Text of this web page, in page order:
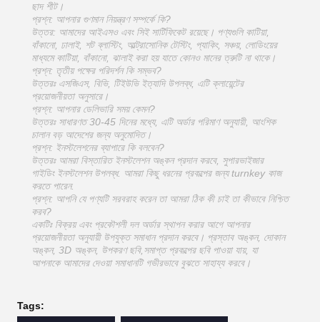
ছাদ শীট।
প্রশ্ন: আপনার গুণমান নিয়ন্ত্রণ সম্পর্কে কি?
উত্তর: আমাদের আইএসও এবং সিই সার্টিফিকেট রয়েছে। পণ্যগুলি কাটিয়া,
বাঁকানো, ঢালাই, শট ব্লাস্টিং, আল্ট্রাসোনিক টেস্টিং, প্যাকিং, সঞ্চয়, লোডিংয়ের
মাধ্যমে কাটিয়া, বাঁকানো, ঝালাই করা হয় যাতে কোনও মানের ত্রুটি না থাকে।
প্রশ্ন: তৃতীয় পক্ষের পরিদর্শন কি সম্ভব?
উত্তরঃ এসজিএস, বিভি, টিইউভি ইত্যাদি উপলব্ধ, এটি ক্লায়েন্টের
প্রয়োজনীয়তা অনুসারে।
প্রশ্ন: আপনার ডেলিভারি সময় কেমন?
উত্তরঃ সাধারণত 30-45 দিনের মধ্যে, এটি অর্ডার পরিমাণ অনুযায়ী, আংশিক
চালান বড় আদেশের জন্য অনুমোদিত।
প্রশ্ন: ইনস্টলেশনের ব্যাপারে কি বলবেন?
উত্তরঃ আমরা বিস্তারিত ইনস্টলেশন অঙ্কন প্রদান করবে, সুপারভাইজার
গাইডিং ইনস্টলেশন উপলব্ধ. আমরা কিছু ধরনের প্রকল্পের জন্য turnkey কাজ
করতে পারেন.
প্রশ্ন: আপনি যে পণ্যটি সরবরাহ করেন তা আমরা ঠিক কী চাই তা কীভাবে নিশ্চিত
করব?
একটিঃ বিক্রয় এবং প্রকৌশলী দল অর্ডার স্থাপন করার আগে আপনার
প্রয়োজনীয়তা অনুযায়ী উপযুক্ত সমাধান প্রদান করবে। প্রস্তাব অঙ্কন, দোকান
অঙ্কন, 3D অঙ্কন, উপকরণ ছবি,সমাপ্ত প্রকল্পের ছবি পাওয়া যায়, যা
আপনাকে আমাদের দেওয়া সমাধানটি গভীরভাবে বুঝতে সাহায্য করবে।
Tags: